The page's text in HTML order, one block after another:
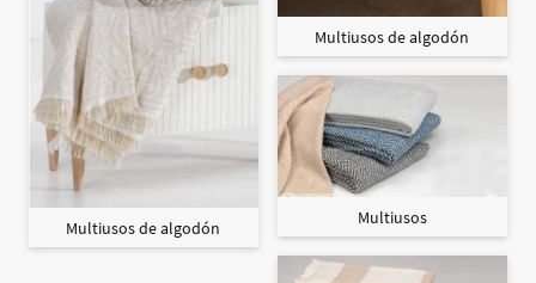
Multiusos de algodón
Multiusos de algodón
Multiusos